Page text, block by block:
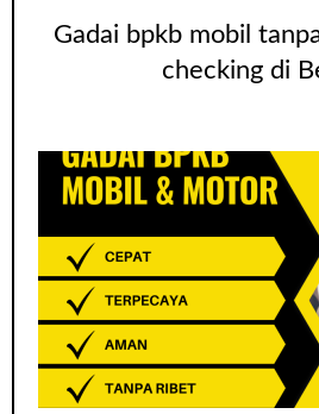
Gadai bpkb mobil
checking di